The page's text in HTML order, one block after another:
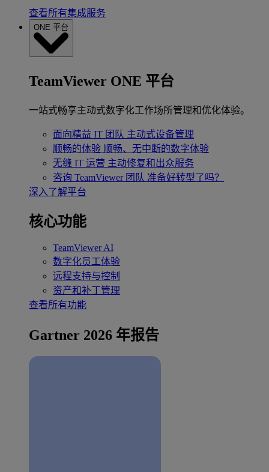
查看所有集成服务
ONE 平台
TeamViewer ONE 平台
一站式畅享主动式数字化工作场所管理和优化体验。
面向精益 IT 团队 主动式设备管理
顺畅的体验 顺畅、无中断的数字体验
无缝 IT 运营 主动修复和出众服务
咨询 TeamViewer 团队 准备好转型了吗？
深入了解平台
核心功能
TeamViewer AI
数字化员工体验
远程支持与控制
资产和补丁管理
查看所有功能
Gartner 2026 年报告